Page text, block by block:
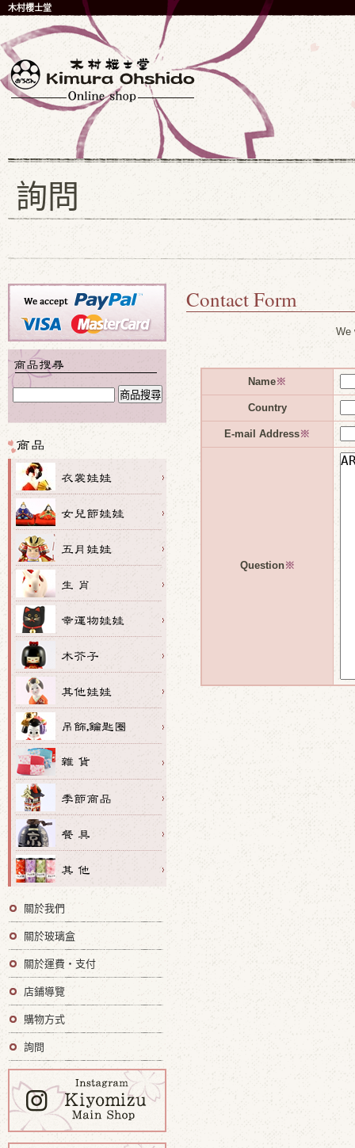
木村櫻士堂
詢問
Contact Form
We
Name※
Country
E-mail Address※
Question※
關於我們
關於玻璃盒
關於運費・支付
店鋪導覽
購物方式
詢問